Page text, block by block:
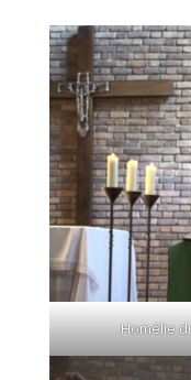
Homélie